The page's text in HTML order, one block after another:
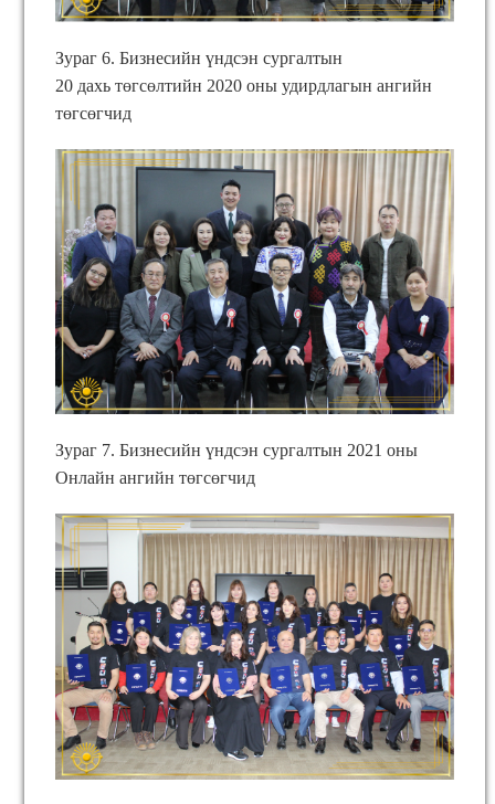
Зураг 6. Бизнесийн үндсэн сургалтын
20 дахь төгсөлтийн 2020 оны удирдлагын ангийн
төгсөгчид
Зураг 7. Бизнесийн үндсэн сургалтын 2021 оны
Онлайн ангийн төгсөгчид